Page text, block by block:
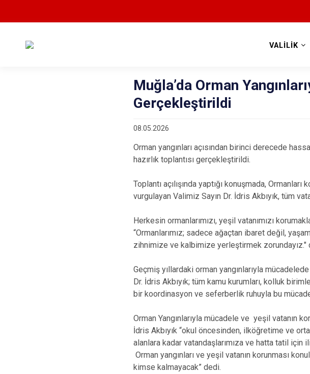
VALİLİK
Muğla’da Orman
Gerçekleştirildi
08.05.2026
Orman yangınları açısından birinci derecede
hazırlık toplantısı gerçekleştirildi.
Toplantı açılışında yaptığı konuşmada,
vurgulayan Valimiz Sayın Dr. İdris Akbıyık, tüm
Herkesin ormanlarımızı, yeşil vatanımızı
“Ormanlarımız; sadece ağaçtan ibaret değil,
zihnimize ve kalbimize yerleştirmek zorundayız."
Geçmiş yıllardaki orman yangınlarıyla
Dr. İdris Akbıyık; tüm kamu kurumları, kolluk
bir koordinasyon ve seferberlik ruhuyla bu
Orman Yangınlarıyla mücadele ve yeşil vatanın
İdris Akbıyık “okul öncesinden, ilköğretime ve
alanlara kadar vatandaşlarımıza ve hatta tatil
Orman yangınları ve yeşil vatanın korunması
kimse kalmayacak” dedi.